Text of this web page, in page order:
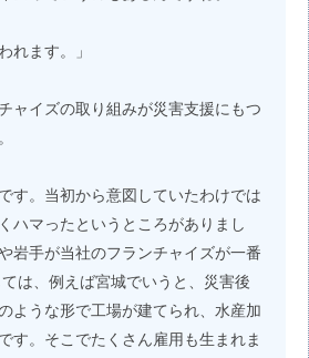
れます。」
ャイズの取り組みが災害支援にもつ
す。当初から意図していたわけでは
ハマったというところがありまし
岩手が当社のフランチャイズが一番
は、例えば宮城でいうと、災害後
ような形で工場が建てられ、水産加
す。そこでたくさん雇用も生まれま